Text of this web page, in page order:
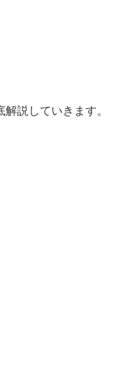
説していきます。